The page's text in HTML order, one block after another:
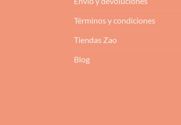
Términos y condiciones
Tiendas Zao
Blog